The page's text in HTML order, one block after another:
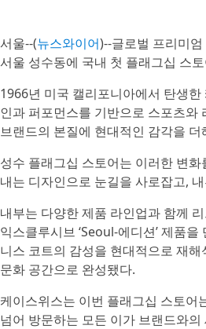
서울--(뉴스와이어)--글로벌 프리미
서울 성수동에 국내 첫 플래그십 스
1966년 미국 캘리포니아에서 탄생
인과 퍼포먼스를 기반으로 스포츠와
브랜드의 본질에 현대적인 감각을
성수 플래그십 스토어는 이러한 변
내는 디자인으로 눈길을 사로잡고,
내부는 다양한 제품 라인업과 함께
익스클루시브 ‘Seoul-에디션’ 제품
니스 코트의 감성을 현대적으로 재
문화 공간으로 완성됐다.
케이스위스는 이번 플래그십 스토어
넘어 방문하는 모든 이가 브랜드와